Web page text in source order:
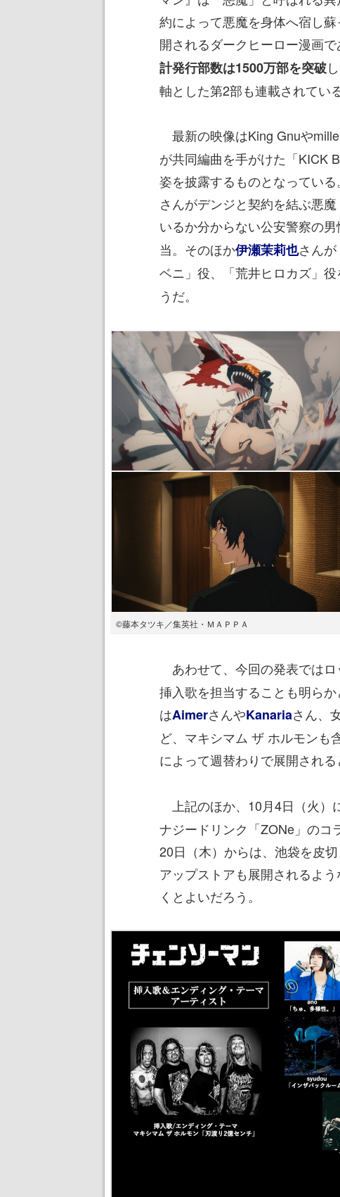
約によって悪魔を身体へ宿し
開されるダークヒーロー漫画
計発行部数は1500万部を突破
軸とした第2部も連載されている
最新の映像はKing Gnuや
が共同編曲を手がけた「KICK
姿を披露するものとなってい
さんがデンジと契約を結ぶ悪
いるか分からない公安警察の
当。そのほか伊瀬茉莉也さんが
ベニ」役、「荒井ヒロカズ」役
うだ。
©藤本タツキ／集英社・ＭＡＰＰＡ
あわせて、今回の発表では
挿入歌を担当することも明ら
はAimerさんやKanariaさん、
ど、マキシマム ザ ホルモンも
によって週替わりで展開される
上記のほか、10月4日（火）
ナジードリンク「ZONe」のコ
20日（木）からは、池袋を皮
アップストアも展開されるよ
くとよいだろう。